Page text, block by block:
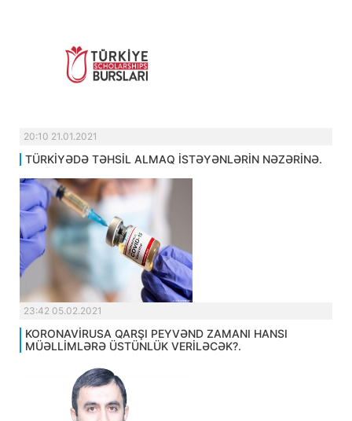
20:10 21.01.2021
TÜRKİYƏDƏ TƏHSİL ALMAQ İSTƏYƏNLƏRİN NƏZƏRİNƏ.
23:42 05.02.2021
KORONAVİRUSA QARŞI PEYVƏND ZAMANI HANSI
MÜƏLLİMLƏRƏ ÜSTÜNLÜK VERİLƏCƏK?.